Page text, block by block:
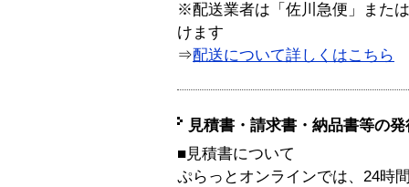
※配送業者は「佐川急便」また
けます
⇒配送について詳しくはこちら
見積書・請求書・納品書等の
■見積書について
ぷらっとオンラインでは、24時